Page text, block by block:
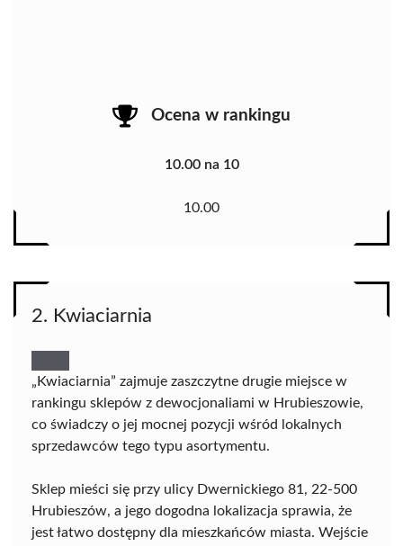
Ocena w rankingu
10.00 na 10
10.00
2. Kwiaciarnia
„Kwiaciarnia” zajmuje zaszczytne drugie miejsce w
rankingu sklepów z dewocjonaliami w Hrubieszowie,
co świadczy o jej mocnej pozycji wśród lokalnych
sprzedawców tego typu asortymentu.
Sklep mieści się przy ulicy Dwernickiego 81, 22-500
Hrubieszów, a jego dogodna lokalizacja sprawia, że
jest łatwo dostępny dla mieszkańców miasta. Wejście